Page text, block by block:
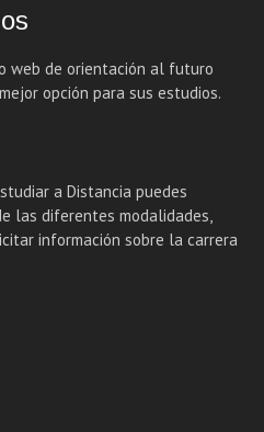
web de orientación al futuro
opción para sus estudios.
a Distancia puedes
las diferentes modalidades,
información sobre la carrera